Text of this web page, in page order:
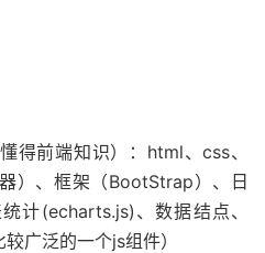
得前端知识）：html、css、
）、框架（BootStrap）、日
计(echarts.js)、数据结点、
广泛的一个js组件）